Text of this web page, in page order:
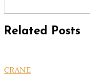
Related Posts
CRANE